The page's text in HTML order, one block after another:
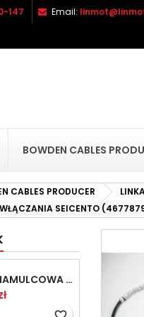
147 Email:
BOWDEN CABLES
CABLES PRODUCER
SEICENTO
LINKA HAMULCOWA PRZYCZEPY KNOTT 1440/1230 33921-1.14